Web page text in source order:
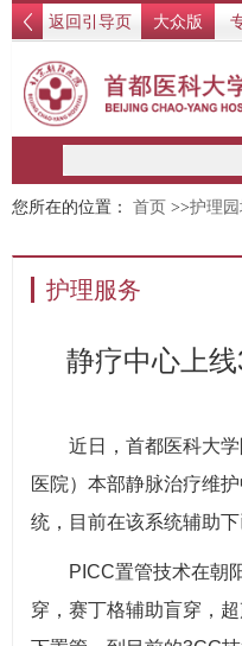
返回引导页 大众版
您所在的位置： 首页 >>护理
护理服务
静疗中心上
近日，首都医科大
医院）本部静脉治疗维
统，目前在该系统辅助
PICC置管技术在朝
穿，赛丁格辅助盲穿，